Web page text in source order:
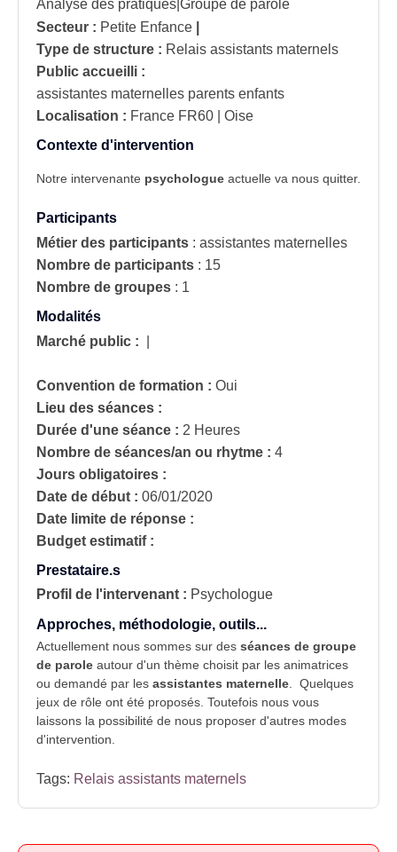
Analyse des pratiques|Groupe de parole
Secteur : Petite Enfance
Type de structure : Relais assistants maternels
Public accueilli :
assistantes maternelles parents enfants
Localisation : France FR60 | Oise
Contexte d'intervention
Notre intervenante psychologue actuelle va nous quitter.
Participants
Métier des participants : assistantes maternelles
Nombre de participants : 15
Nombre de groupes : 1
Modalités
Marché public :
Convention de formation : Oui
Lieu des séances :
Durée d'une séance : 2 Heures
Nombre de séances/an ou rhytme : 4
Jours obligatoires :
Date de début : 06/01/2020
Date limite de réponse :
Budget estimatif :
Prestataire.s
Profil de l'intervenant : Psychologue
Approches, méthodologie, outils...
Actuellement nous sommes sur des séances de groupe
de parole autour d'un thème choisit par les animatrices
ou demandé par les assistantes maternelle . Quelques
jeux de rôle ont été proposés. Toutefois nous vous
laissons la possibilité de nous proposer d'autres modes
d'intervention.
Tags: Relais assistants maternels